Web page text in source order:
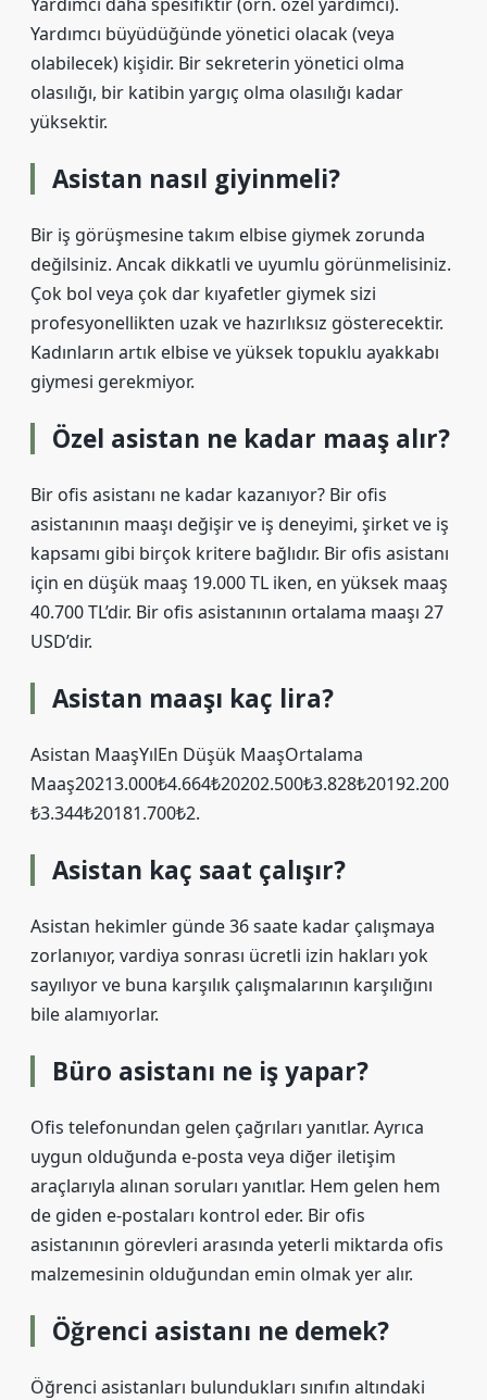
Yardımcı büyüdüğünde yönetici olacak (veya
olabilecek) kişidir. Bir sekreterin yönetici olma
olasılığı, bir katibin yargıç olma olasılığı kadar
yüksektir.
Asistan nasıl giyinmeli?
Bir iş görüşmesine takım elbise giymek zorunda
değilsiniz. Ancak dikkatli ve uyumlu görünmelisiniz.
Çok bol veya çok dar kıyafetler giymek sizi
profesyonellikten uzak ve hazırlıksız gösterecektir.
Kadınların artık elbise ve yüksek topuklu ayakkabı
giymesi gerekmiyor.
Özel asistan ne kadar maaş alır?
Bir ofis asistanı ne kadar kazanıyor? Bir ofis
asistanının maaşı değişir ve iş deneyimi, şirket ve iş
kapsamı gibi birçok kritere bağlıdır. Bir ofis asistanı
için en düşük maaş 19.000 TL iken, en yüksek maaş
40.700 TL’dir. Bir ofis asistanının ortalama maaşı 27
USD’dir.
Asistan maaşı kaç lira?
Asistan MaaşYılEn Düşük MaaşOrtalama
Maaş20213.000₺4.664₺20202.500₺3.828₺20192.200
₺3.344₺20181.700₺2.
Asistan kaç saat çalışır?
Asistan hekimler günde 36 saate kadar çalışmaya
zorlanıyor, vardiya sonrası ücretli izin hakları yok
sayılıyor ve buna karşılık çalışmalarının karşılığını
bile alamıyorlar.
Büro asistanı ne iş yapar?
Ofis telefonundan gelen çağrıları yanıtlar. Ayrıca
uygun olduğunda e-posta veya diğer iletişim
araçlarıyla alınan soruları yanıtlar. Hem gelen hem
de giden e-postaları kontrol eder. Bir ofis
asistanının görevleri arasında yeterli miktarda ofis
malzemesinin olduğundan emin olmak yer alır.
Öğrenci asistanı ne demek?
Öğrenci asistanları bulundukları sınıfın altındaki